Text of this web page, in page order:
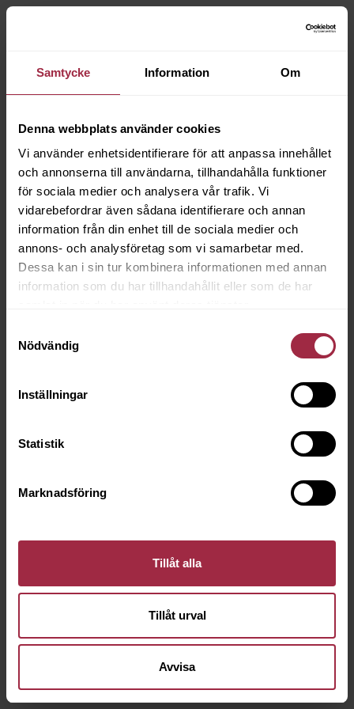
Samtycke Information Om
Denna webbplats använder cookies
Vi använder enhetsidentifierare för att anpassa innehållet
och annonserna till användarna, tillhandahålla funktioner
för sociala medier och analysera vår trafik. Vi
vidarebefordrar även sådana identifierare och annan
information från din enhet till de sociala medier och
annons- och analysföretag som vi samarbetar med.
Dessa kan i sin tur kombinera informationen med annan
information som du har tillhandahållit eller som de har
Nödvändig
Inställningar
Statistik
Marknadsföring
Tillåt alla
Tillåt urval
Avvisa